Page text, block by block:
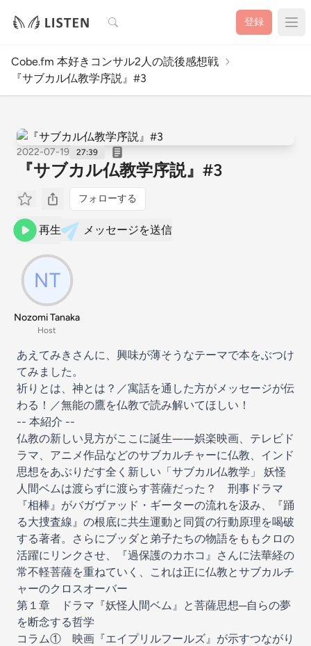
検索 登録
Cobe.fm 本好きコンサル2人の読後感想戦
『サブカル仏教学序説』#3
2022-07-19 27:39
『サブカル仏教学序説』#3
フォローする
再生 メッセージを送信
Nozomi Tanaka
Host
あえてみきさんに、興味が薄そうなテーマで本をぶつけ
てみました。
祈りとは、神とは？／寓話を通した方がメッセージが伝
わる！／無能の鷹を仏教で読み解いてほしい！
-- 本紹介 --
仏教の新しい見方がここに誕生――娯楽映画、テレビド
ラマ、アニメ作品などのサブカルチャーに仏教、インド
思想をあぶりだす全く新しい「サブカル仏教学」 妖怪
人間ベムは渡らずに渡らす菩薩だった？ 刑事ドラマ
『相棒』がバガヴァッド・ギーターの流れを汲み、『踊
る大捜査線』の根底に共生運動と同質の行動原理を喝破
する著者。さらにブッダと弟子たちの物語をももクロの
活躍にリンクさせ、『過保護のカホコ』さんに法華経の
常不軽菩薩を重ねていく、これは正に仏教とサブカルチ
ャーのクロスオーバー
第１章 ドラマ『妖怪人間ベム』と菩薩思想─自らの夢
を断念する哲学
コラム① 映画『エイプリルフールズ』が示すつながり